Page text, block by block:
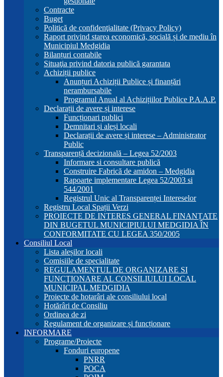
Contracte
Buget
Politică de confidenţialitate (Privacy Policy)
Raport privind starea economică, socială și de mediu în
Municipiul Medgidia
Bilanțuri contabile
Situaţia privind datoria publică garantata
Achiziții publice
Anunțuri Achiziții Publice și finanțări
nerambursabile
Programul Anual al Achizițiilor Publice P.A.A.P.
Declarații de avere și interese
Funcționari publici
Demnitari și aleși locali
Declarații de avere și interese – Administrator
Public
Transparență decizională – Legea 52/2003
Informare si consultare publică
Construire Fabrică de amidon – Medgidia
Rapoarte implementare Legea 52/2003 si
544/2001
Registrul Unic al Transparenței Intereselor
Registru Local Spații Verzi
PROIECTE DE INTERES GENERAL FINANȚATE
DIN BUGETUL MUNICIPIULUI MEDGIDIA ÎN
CONFORMITATE CU LEGEA 350/2005
Consiliul Local
Lista aleșilor locali
Comisiile de specialitate
REGULAMENTUL DE ORGANIZARE SI
FUNCŢIONARE AL CONSILIULUI LOCAL
MUNICIPAL MEDGIDIA
Proiecte de hotarâri ale consiliului local
Hotărâri de Consiliu
Ordinea de zi
Regulament de organizare și funcționare
INFORMARE
Programe/Proiecte
Fonduri europene
PNRR
POCA